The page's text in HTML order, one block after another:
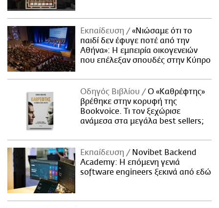
Εκπαίδευση
«Νιώσαμε ότι το
παιδί δεν έφυγε ποτέ από την
Αθήνα»: Η εμπειρία οικογενειών
που επέλεξαν σπουδές στην Κύπρο
Οδηγός Βιβλίου
Ο «Καθρέφτης»
βρέθηκε στην κορυφή της
Bookvoice. Τι τον ξεχώρισε
ανάμεσα στα μεγάλα best sellers;
Εκπαίδευση
Novibet Backend
Academy: Η επόμενη γενιά
software engineers ξεκινά από εδώ